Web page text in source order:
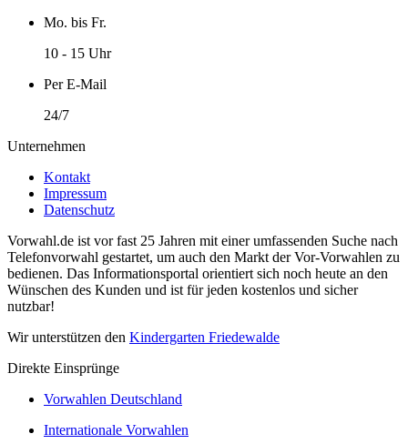
Mo. bis Fr.
10 - 15 Uhr
Per E-Mail
24/7
Unternehmen
Kontakt
Impressum
Datenschutz
Vorwahl.de ist vor fast 25 Jahren mit einer umfassenden Suche nach
Telefonvorwahl gestartet, um auch den Markt der Vor-Vorwahlen zu
bedienen. Das Informationsportal orientiert sich noch heute an den
Wünschen des Kunden und ist für jeden kostenlos und sicher
nutzbar!
Wir unterstützen den Kindergarten Friedewalde
Direkte Einsprünge
Vorwahlen Deutschland
Internationale Vorwahlen